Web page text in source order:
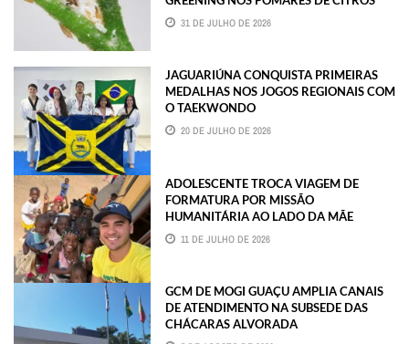
31 DE JULHO DE 2026
JAGUARIÚNA CONQUISTA PRIMEIRAS
MEDALHAS NOS JOGOS REGIONAIS COM
O TAEKWONDO
20 DE JULHO DE 2026
ADOLESCENTE TROCA VIAGEM DE
FORMATURA POR MISSÃO
HUMANITÁRIA AO LADO DA MÃE
11 DE JULHO DE 2026
GCM DE MOGI GUAÇU AMPLIA CANAIS
DE ATENDIMENTO NA SUBSEDE DAS
CHÁCARAS ALVORADA